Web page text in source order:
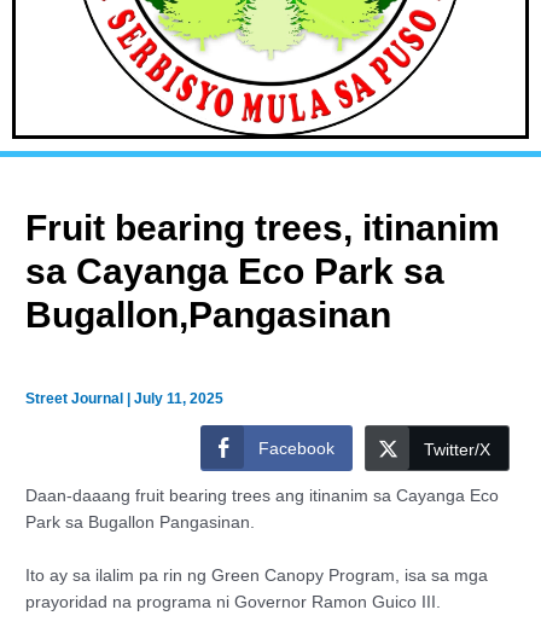
Fruit bearing trees, itinanim
sa Cayanga Eco Park sa
Bugallon,Pangasinan
Street Journal |July 11, 2025
Facebook Twitter/X
Daan-daaang fruit bearing trees ang itinanim sa Cayanga Eco
Park sa Bugallon Pangasinan.
Ito ay sa ilalim pa rin ng Green Canopy Program, isa sa mga
prayoridad na programa ni Governor Ramon Guico III.